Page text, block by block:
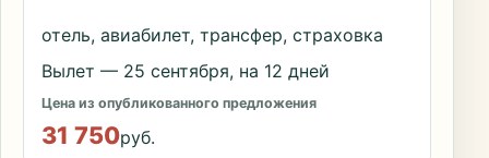
отель, авиабилет, трансфер, страховка
Вылет — 25 сентября, на 12 дней
Цена из опубликованного предложения
31 750руб.